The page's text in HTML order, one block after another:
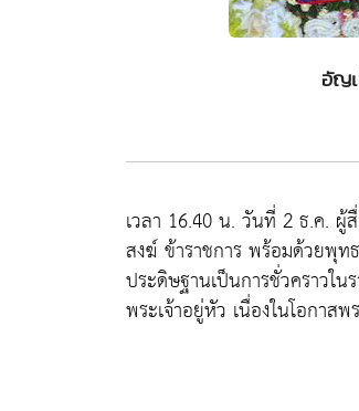
อัญ
เวลา 16.40 น. วันที่ 2 ธ.ค.
สงฆ์ ข้าราชการ พร้อมด้วยพุ
ประดิษฐานเป็นการชั่วคราวใ
พระเจ้าอยู่หัว เนื่องในโอกา